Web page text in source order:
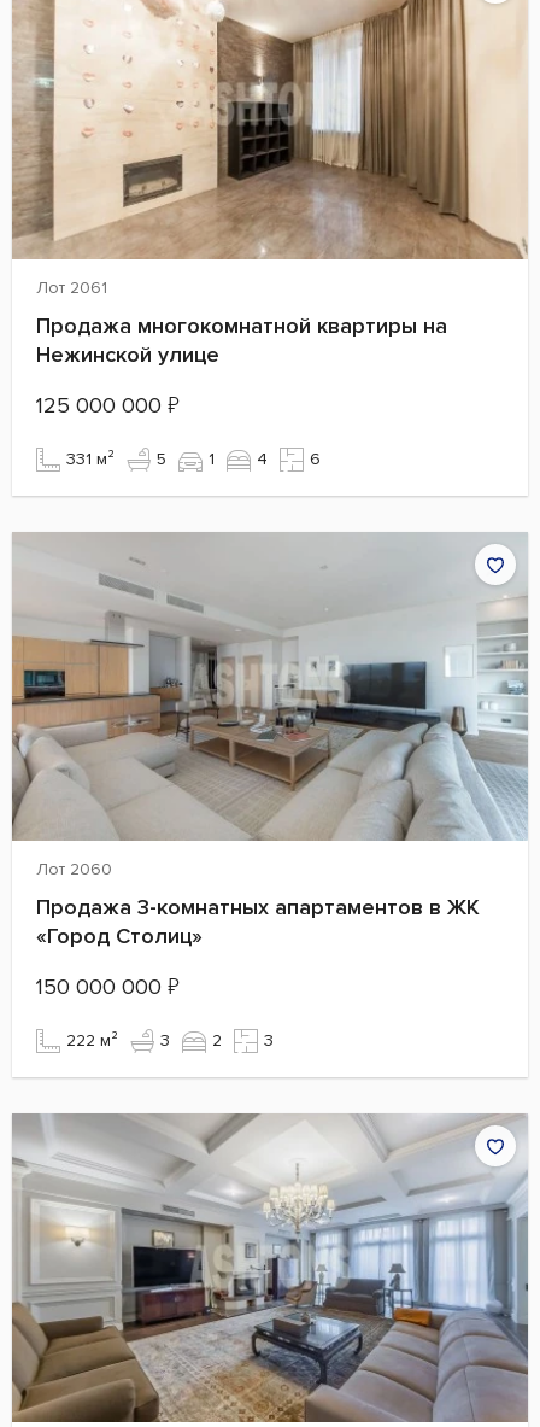
Лот 2061
Продажа многокомнатной квартиры на
Нежинской улице
125 000 000 ₽
331 м² 5 1 4 6
Лот 2060
Продажа 3-комнатных апартаментов в ЖК
«Город Столиц»
150 000 000 ₽
222 м² 3 2 3